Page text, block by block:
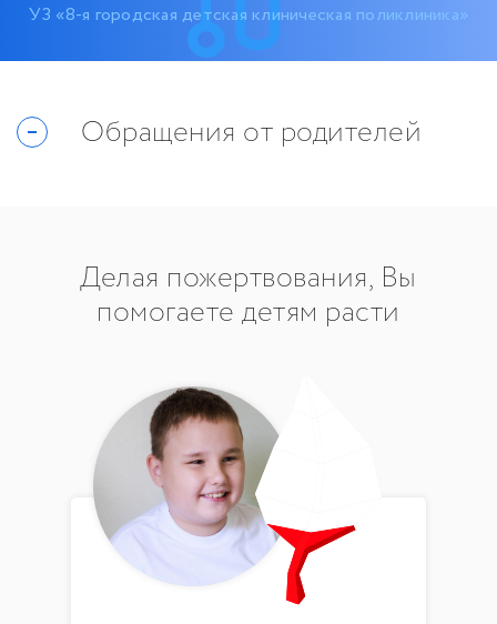
УЗ «8-я городская детская клиническая поликлиника»
Обращения от родителей
Делая пожертвования, Вы
помогаете детям расти